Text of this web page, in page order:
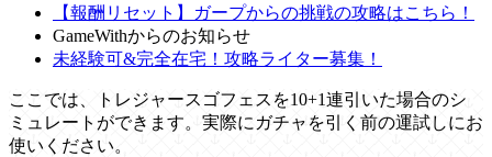
【報酬リセット】ガープからの挑戦の攻略はこちら！
GameWithからのお知らせ
未経験可&完全在宅！攻略ライター募集！
ここでは、トレジャースゴフェスを10+1連引いた場合のシ
ミュレートができます。実際にガチャを引く前の運試しにお
使いください。